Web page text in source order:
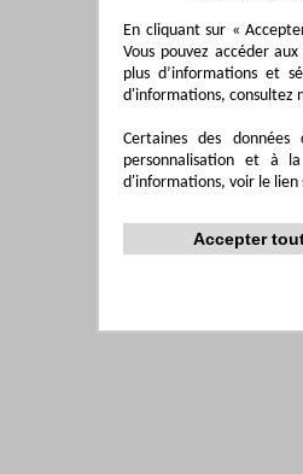
En cliquant sur «
Vous pouvez accéder
plus d’informations et
d'informations, consultez
Certaines des
personnalisation et à
d'informations, voir le lien
Accepter